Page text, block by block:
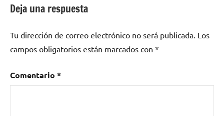
Deja una respuesta
Tu dirección de correo electrónico no será publicada. Los
campos obligatorios están marcados con *
Comentario *